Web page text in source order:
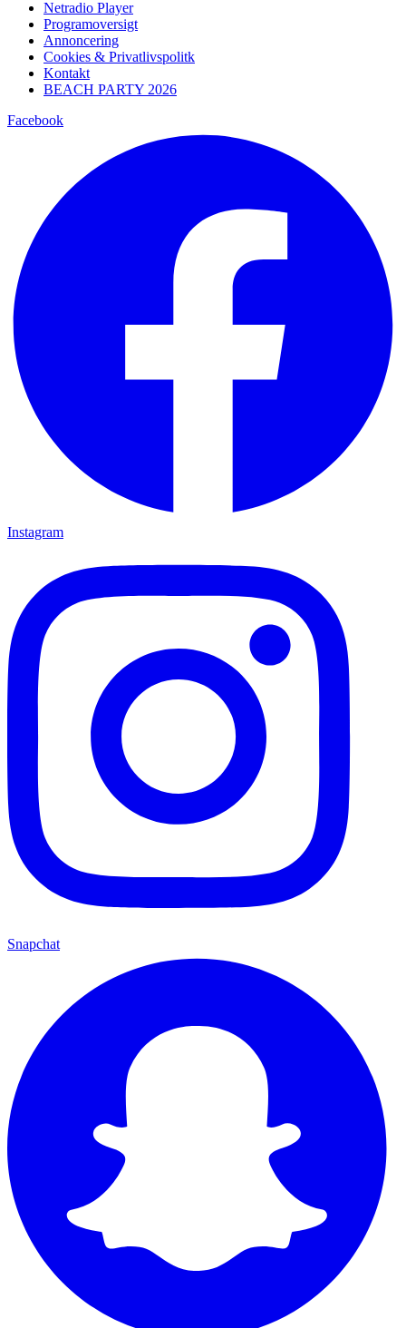
Netradio Player
Programoversigt
Annoncering
Cookies & Privatlivspolitk
Kontakt
BEACH PARTY 2026
Facebook
Instagram
Snapchat